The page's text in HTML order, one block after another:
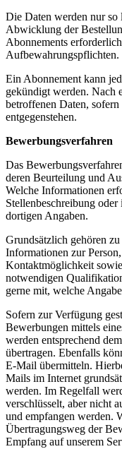
Die Daten werden nur so
Abwicklung der
Abonnements
Aufbewahrungspflichten.
Ein Abonnement kann
gekündigt werden. Nach
betroffenen Daten,
entgegenstehen.
Bewerbungsverfahren
Das
deren Beurteilung und
Welche Informationen
Stellenbeschreibung
dortigen Angaben.
Grundsätzlich gehören
Informationen zur
Kontaktmöglichkeit
notwendigen
gerne mit, welche
Sofern zur Verfügung
Bewerbungen mittels
werden entsprechend
übertragen. Ebenfalls
E-Mail übermitteln.
Mails im Internet
werden. Im Regelfall
verschlüsselt, aber nicht
und empfangen werden.
Übertragungsweg der
Empfang auf unserem